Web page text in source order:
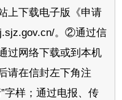
上下载电子版《申请
。②通过信
过网络下载或到本机
请在信封左下角注
字样；通过电报、传